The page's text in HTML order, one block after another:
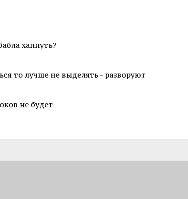
хапнуть?
то лучше не выделять - разворуют
не будет